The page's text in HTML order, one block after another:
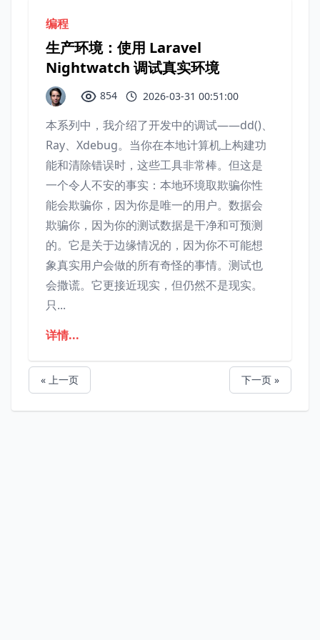
编程
生产环境：使用 Laravel
Nightwatch 调试真实环境
854 2026-03-31 00:51:00
本系列中，我介绍了开发中的调试——dd()、
Ray、Xdebug。当你在本地计算机上构建功
能和清除错误时，这些工具非常棒。但这是
一个令人不安的事实：本地环境取欺骗你性
能会欺骗你，因为你是唯一的用户。数据会
欺骗你，因为你的测试数据是干净和可预测
的。它是关于边缘情况的，因为你不可能想
象真实用户会做的所有奇怪的事情。测试也
会撒谎。它更接近现实，但仍然不是现实。
只...
详情...
« 上一页 下一页 »